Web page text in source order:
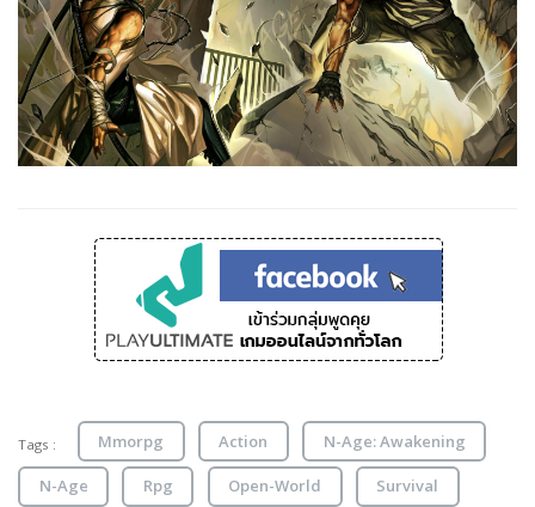
Tags : Mmorpg Action N-Age: Awakening
N-Age Rpg Open-World Survival